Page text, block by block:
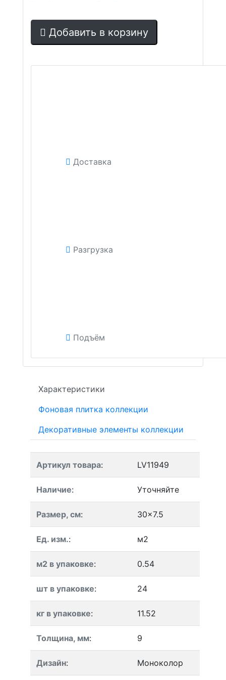
Добавить в корзину
Доставка
Разгрузка
Подъём
Характеристики
Фоновая плитка коллекции
Декоративные элементы коллекции
Артикул товара: LV11949
Наличие: Уточняйте
Размер, см: 30x7.5
Ед. изм.: м2
м2 в упаковке: 0.54
шт в упаковке: 24
кг в упаковке: 11.52
Толщина, мм: 9
Дизайн: Моноколор